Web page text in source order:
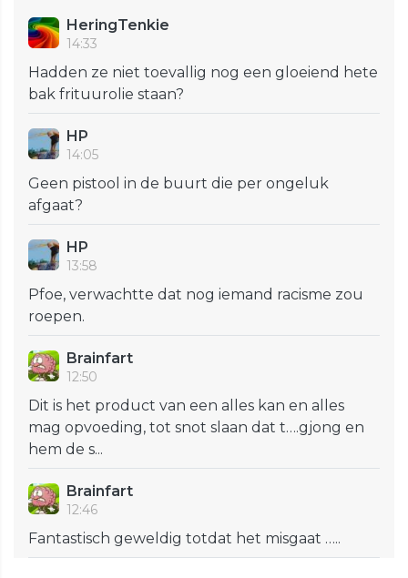
HeringTenkie
14:33
Hadden ze niet toevallig nog een gloeiend hete
bak frituurolie staan?
HP
14:05
Geen pistool in de buurt die per ongeluk
afgaat?
HP
13:58
Pfoe, verwachtte dat nog iemand racisme zou
roepen.
Brainfart
12:50
Dit is het product van een alles kan en alles
mag opvoeding, tot snot slaan dat t….gjong en
hem de s...
Brainfart
12:46
Fantastisch geweldig totdat het misgaat …..